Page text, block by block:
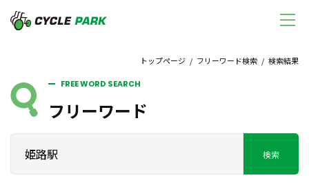
トップページ / フリーワード検索 / 検索結果
FREE WORD SEARCH
フリーワード
検索